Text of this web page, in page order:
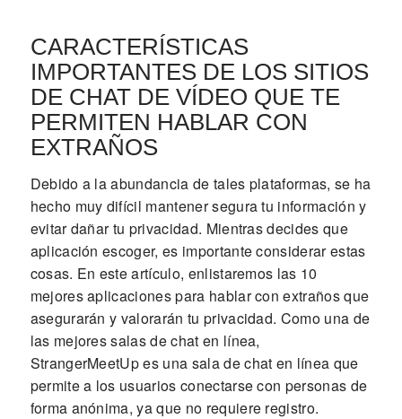
CARACTERÍSTICAS
IMPORTANTES DE LOS SITIOS
DE CHAT DE VÍDEO QUE TE
PERMITEN HABLAR CON
EXTRAÑOS
Debido a la abundancia de tales plataformas, se ha
hecho muy difícil mantener segura tu información y
evitar dañar tu privacidad. Mientras decides que
aplicación escoger, es importante considerar estas
cosas. En este artículo, enlistaremos las 10
mejores aplicaciones para hablar con extraños que
asegurarán y valorarán tu privacidad. Como una de
las mejores salas de chat en línea,
StrangerMeetUp es una sala de chat en línea que
permite a los usuarios conectarse con personas de
forma anónima, ya que no requiere registro.